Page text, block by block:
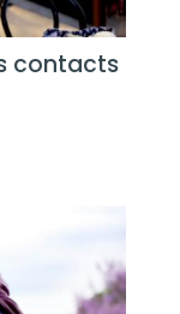
contacts